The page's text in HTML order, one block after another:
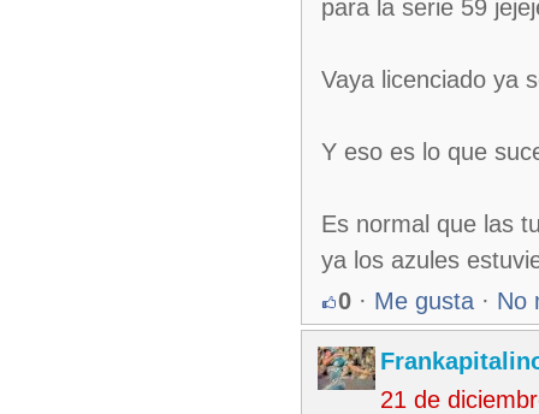
para la serie 59
Vaya licenciado ya
Y eso es lo que
Es normal que las
ya los azules
0 · Me gusta · No
21 de